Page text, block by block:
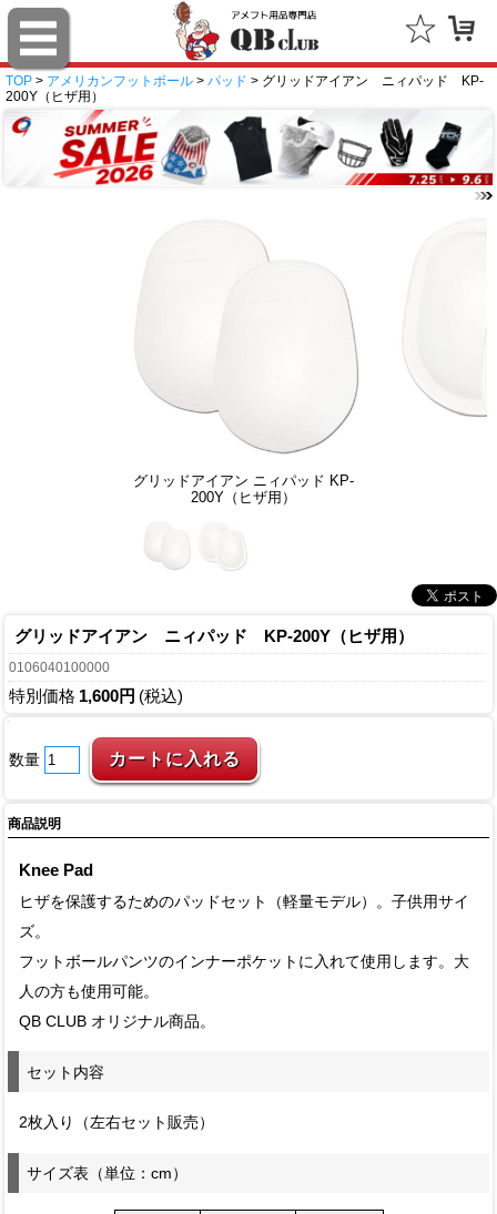
TOP > アメリカンフットボール > パッド > グリッドアイアン ニィパッド KP-
200Y（ヒザ用）
グリッドアイアン ニィパッド KP-
200Y（ヒザ用）
グリッドアイアン ニィパッド KP-200Y（ヒザ用）
0106040100000
特別価格 1,600円 (税込)
数量
商品説明
Knee Pad
ヒザを保護するためのパッドセット（軽量モデル）。子供用サイ
ズ。
フットボールパンツのインナーポケットに入れて使用します。大
人の方も使用可能。
QB CLUB オリジナル商品。
セット内容
2枚入り（左右セット販売）
サイズ表（単位：cm）